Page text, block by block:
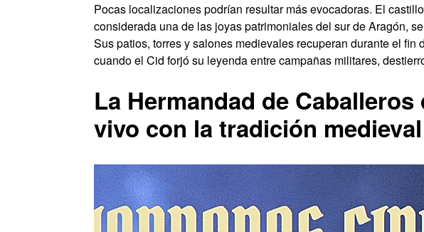
Pocas localizaciones podrían resultar más evocadoras. El
considerada una de las joyas patrimoniales del sur de Aragón,
Sus patios, torres y salones medievales recuperan durante el fin
cuando el Cid forjó su leyenda entre campañas militares,
La Hermandad de
vivo con la tradición medieval